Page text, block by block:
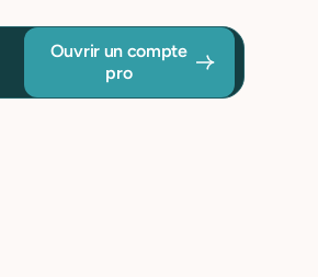
Ouvrir un compte
pro